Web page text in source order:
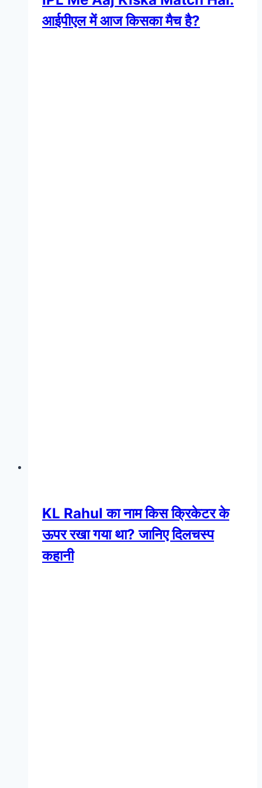
आईपीएल में आज किसका मैच है?
KL Rahul का नाम किस क्रिकेटर के
ऊपर रखा गया था? जानिए दिलचस्प
कहानी